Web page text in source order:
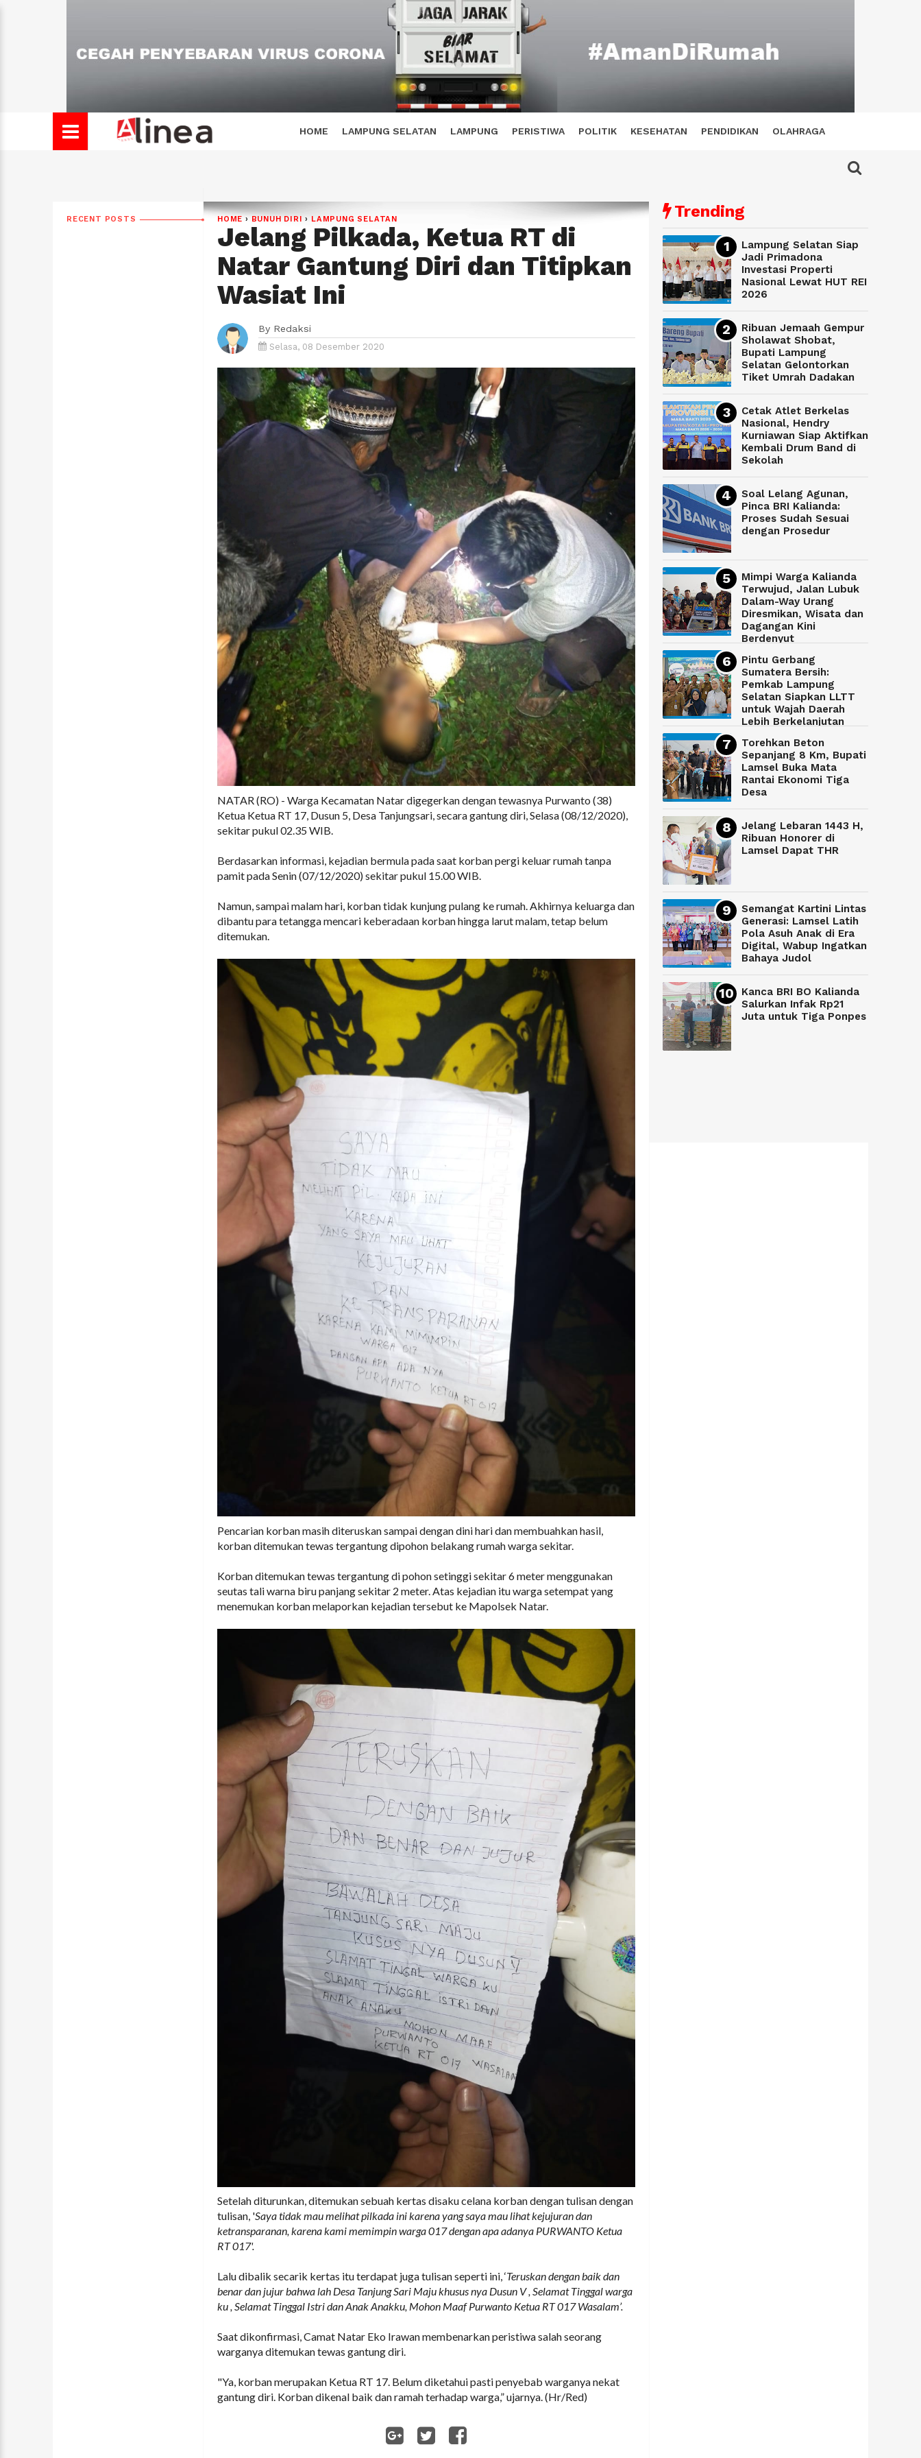
HOME LAMPUNG SELATAN LAMPUNG PERISTIWA POLITIK KESEHATAN PENDIDIKAN OLAHRAGA
RECENT POSTS HOME › BUNUH DIRI › LAMPUNG SELATAN
Jelang Pilkada, Ketua RT di
Natar Gantung Diri dan Titipkan
Wasiat Ini
By Redaksi
Selasa, 08 Desember 2020
NATAR (RO) - Warga Kecamatan Natar digegerkan dengan tewasnya Purwanto (38)
Ketua Ketua RT 17, Dusun 5, Desa Tanjungsari, secara gantung diri, Selasa (08/12/2020),
sekitar pukul 02.35 WIB.
Berdasarkan informasi, kejadian bermula pada saat korban pergi keluar rumah tanpa
pamit pada Senin (07/12/2020) sekitar pukul 15.00 WIB.
Namun, sampai malam hari, korban tidak kunjung pulang ke rumah. Akhirnya keluarga dan
dibantu para tetangga mencari keberadaan korban hingga larut malam, tetap belum
ditemukan.
Pencarian korban masih diteruskan sampai dengan dini hari dan membuahkan hasil,
korban ditemukan tewas tergantung dipohon belakang rumah warga sekitar.
Korban ditemukan tewas tergantung di pohon setinggi sekitar 6 meter menggunakan
seutas tali warna biru panjang sekitar 2 meter. Atas kejadian itu warga setempat yang
menemukan korban melaporkan kejadian tersebut ke Mapolsek Natar.
Setelah diturunkan, ditemukan sebuah kertas disaku celana korban dengan tulisan dengan
tulisan, 'Saya tidak mau melihat pilkada ini karena yang saya mau lihat kejujuran dan
ketransparanan, karena kami memimpin warga 017 dengan apa adanya PURWANTO Ketua
RT 017'.
Lalu dibalik secarik kertas itu terdapat juga tulisan seperti ini, ‘Teruskan dengan baik dan
benar dan jujur bahwa lah Desa Tanjung Sari Maju khusus nya Dusun V , Selamat Tinggal warga
ku , Selamat Tinggal Istri dan Anak Anakku, Mohon Maaf Purwanto Ketua RT 017 Wasalam’.
Saat dikonfirmasi, Camat Natar Eko Irawan membenarkan peristiwa salah seorang
warganya ditemukan tewas gantung diri.
"Ya, korban merupakan Ketua RT 17. Belum diketahui pasti penyebab warganya nekat
gantung diri. Korban dikenal baik dan ramah terhadap warga,” ujarnya. (Hr/Red)
Trending
Lampung Selatan Siap
Jadi Primadona
Investasi Properti
Nasional Lewat HUT REI
2026
Ribuan Jemaah Gempur
Sholawat Shobat,
Bupati Lampung
Selatan Gelontorkan
Tiket Umrah Dadakan
Cetak Atlet Berkelas
Nasional, Hendry
Kurniawan Siap Aktifkan
Kembali Drum Band di
Sekolah
Soal Lelang Agunan,
Pinca BRI Kalianda:
Proses Sudah Sesuai
dengan Prosedur
Mimpi Warga Kalianda
Terwujud, Jalan Lubuk
Dalam-Way Urang
Diresmikan, Wisata dan
Dagangan Kini
Berdenyut
Pintu Gerbang
Sumatera Bersih:
Pemkab Lampung
Selatan Siapkan LLTT
untuk Wajah Daerah
Lebih Berkelanjutan
Torehkan Beton
Sepanjang 8 Km, Bupati
Lamsel Buka Mata
Rantai Ekonomi Tiga
Desa
Jelang Lebaran 1443 H,
Ribuan Honorer di
Lamsel Dapat THR
Semangat Kartini Lintas
Generasi: Lamsel Latih
Pola Asuh Anak di Era
Digital, Wabup Ingatkan
Bahaya Judol
Kanca BRI BO Kalianda
Salurkan Infak Rp21
Juta untuk Tiga Ponpes